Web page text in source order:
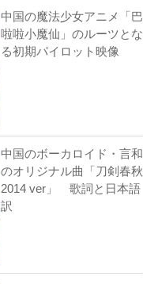
中国の魔法少女アニメ「巴
啦啦小魔仙」のルーツとな
る初期パイロット映像
中国のボーカロイド・言和
のオリジナル曲「刀剣春秋
2014 ver」 歌詞と日本語
訳